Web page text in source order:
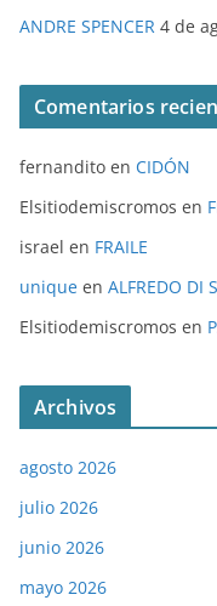
ANDRE SPENCER 4 de
Comentarios
fernandito en CIDÓN
Elsitiodemiscromos en
israel en FRAILE
unique en ALFREDO DI
Elsitiodemiscromos en
Archivos
agosto 2026
julio 2026
junio 2026
mayo 2026